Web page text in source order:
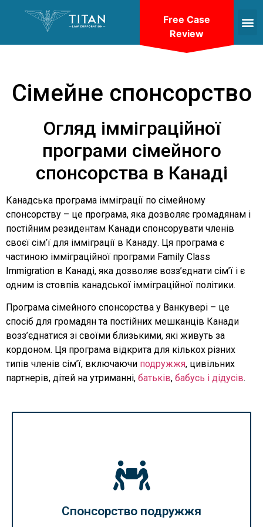
Сімейне спонсорство
Огляд імміграційної
програми сімейного
спонсорства в Канаді
Канадська програма імміграції по сімейному
спонсорству – це програма, яка дозволяє громадянам і
постійним резидентам Канади спонсорувати членів
своєї сім’ї для імміграції в Канаду. Ця програма є
частиною імміграційної програми Family Class
Immigration в Канаді, яка дозволяє возз’єднати сім’ї і є
одним із стовпів канадської імміграційної політики.
Програма сімейного спонсорства у Ванкувері – це
спосіб для громадян та постійних мешканців Канади
возз’єднатися зі своїми близькими, які живуть за
кордоном. Ця програма відкрита для кількох різних
типів членів сім’ї, включаючи подружжя, цивільних
партнерів, дітей на утриманні, батьків, бабусь і дідусів.
Спонсорство подружжя
постійним резидентам Канади спонсорувати
свого чоловіка/дружину або партнера по
Free Case
Review